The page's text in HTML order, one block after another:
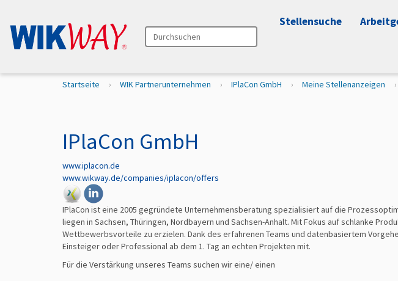
Durchsuchen
Erweiterte Suche…
Stellensuche
S
h
i
e
r
Startseite WIK Partnerunternehmen IPlaCon GmbH Meine Stellenanzeigen
IPlaCon GmbH
www.iplacon.de
www.wikway.de/companies/iplacon/offers
IPlaCon ist eine 2005 gegründete Unternehmensberatung spezialisiert auf die
liegen in Sachsen, Thüringen, Nordbayern und Sachsen-Anhalt. Mit Fokus auf schlanke
Wettbewerbsvorteile zu erzielen. Dank des erfahrenen Teams und datenbasiertem
Einsteiger oder Professional ab dem 1. Tag an echten Projekten mit.
Für die Verstärkung unseres Teams suchen wir eine/ einen